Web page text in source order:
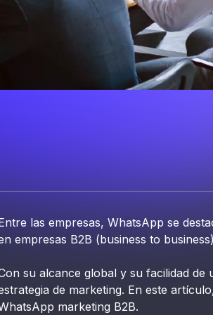
las empresas, WhatsApp se
empresas B2B (business to
su alcance global y su facilidad
de marketing. En este
marketing B2B.